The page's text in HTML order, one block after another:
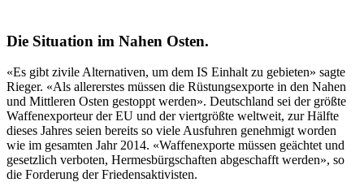
Die Situation im Nahen Osten.
«Es gibt zivile Alternativen, um dem IS Einhalt zu gebieten» sagte
Rieger. «Als allererstes müssen die Rüstungsexporte in den Nahen
und Mittleren Osten gestoppt werden». Deutschland sei der größte
Waffenexporteur der EU und der viertgrößte weltweit, zur Hälfte
dieses Jahres seien bereits so viele Ausfuhren genehmigt worden
wie im gesamten Jahr 2014. «Waffenexporte müssen geächtet und
gesetzlich verboten, Hermesbürgschaften abgeschafft werden», so
die Forderung der Friedensaktivisten.